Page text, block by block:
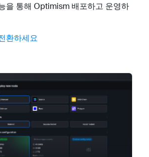
을 통해 Optimism 배포하고 운영하
환하세요